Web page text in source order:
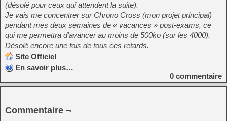
(désolé pour ceux qui attendent la suite).
Je vais me concentrer sur Chrono Cross (mon projet principal)
pendant mes deux semaines de « vacances » post-exams, ce
qui me permettra d’avancer au moins de 500ko (sur les 4000).
Désolé encore une fois de tous ces retards.
Site Officiel
En savoir plus…
0 commentaire
Commentaire ¬